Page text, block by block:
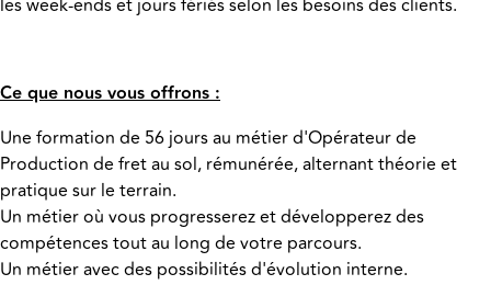
les week-ends et jours fériés selon les besoins des clients.
Ce que nous vous offrons :
Une formation de 56 jours au métier d'Opérateur de
Production de fret au sol, rémunérée, alternant théorie et
pratique sur le terrain.
Un métier où vous progresserez et développerez des
compétences tout au long de votre parcours.
Un métier avec des possibilités d'évolution interne.